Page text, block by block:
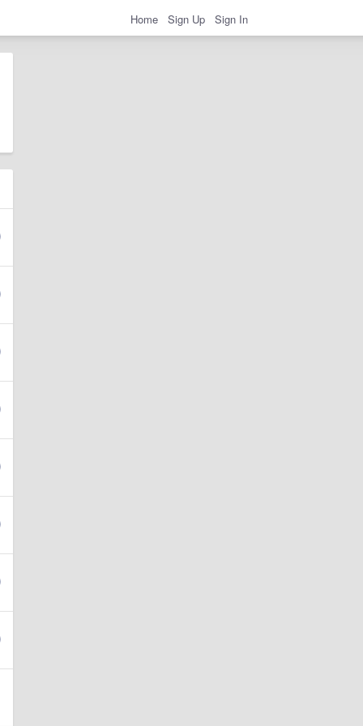
Home Sign Up Sign In